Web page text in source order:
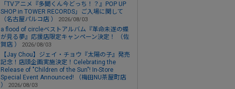
「TVアニメ『多聞くん今どっち！？』POP UP
SHOP in TOWER RECORDS」ご入場に関して
（名古屋パルコ店 ）
2026/08/03
a flood of circleベストアルバム『革命未遂の蝶
が見る夢』応援店限定キャンペーン決定！ （佐
賀店 ）
2026/08/03
【Jay Chou】ジェイ・チョウ『太陽の子』発売
記念！店頭企画実施決定！Celebrating the
Release of "Children of the Sun"! In-Store
Special Event Announced! （梅田NU茶屋町店
）
2026/08/03